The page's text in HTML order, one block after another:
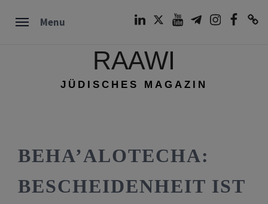
Menu
RAAWI
JÜDISCHES MAGAZIN
BEHA’ALOTECHA:
BESCHEIDENHEIT IST